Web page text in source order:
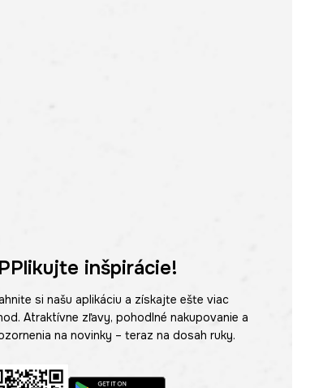
inšpirácie!
si našu aplikáciu a získajte ešte viac
Atraktívne zľavy, pohodlné nakupovanie a
na novinky – teraz na dosah ruky.